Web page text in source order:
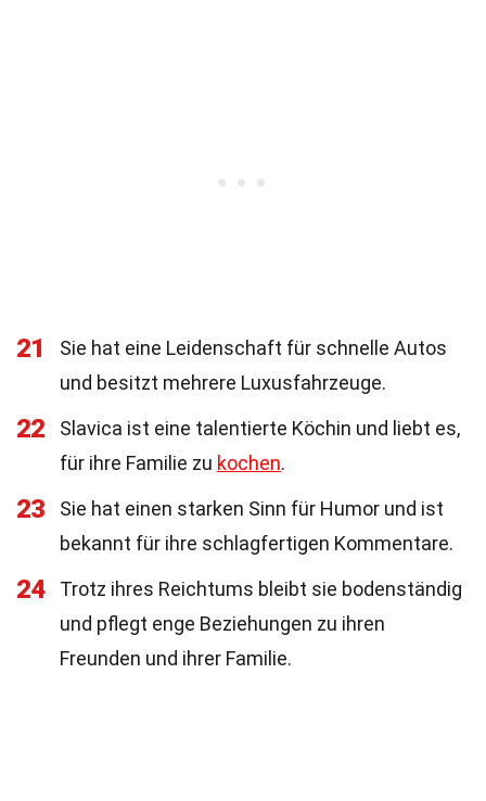
21
Sie hat eine Leidenschaft für schnelle Autos
und besitzt mehrere Luxusfahrzeuge.
22
Slavica ist eine talentierte Köchin und liebt es,
für ihre Familie zu kochen.
23
Sie hat einen starken Sinn für Humor und ist
bekannt für ihre schlagfertigen Kommentare.
24
Trotz ihres Reichtums bleibt sie bodenständig
und pflegt enge Beziehungen zu ihren
Freunden und ihrer Familie.